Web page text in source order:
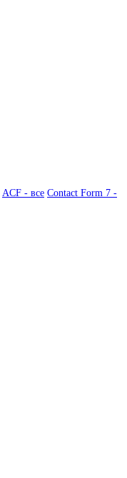
ACF - все Contact Form 7 -